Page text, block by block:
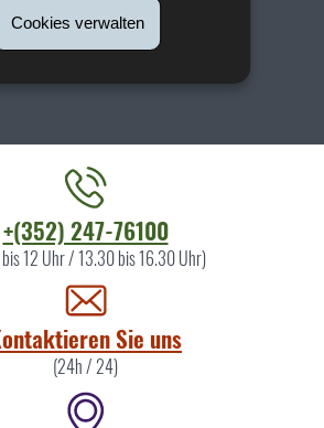
Cookies verwalten
+(352) 247-76100
12 Uhr / 13.30 bis 16.30 Uhr)
Sie uns
(24h / 24)